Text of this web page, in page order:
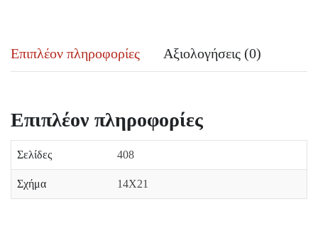
Επιπλέον πληροφορίες Αξιολογήσεις (0)
Επιπλέον πληροφορίες
Σελίδες 408
Σχήμα 14Χ21